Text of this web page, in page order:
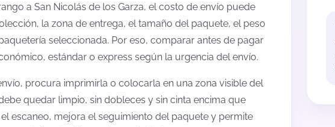
a San Nicolás de los Garza, el costo de envío puede
la zona de entrega, el tamaño del paquete, el peso
seleccionada. Por eso, comparar antes de pagar
estándar o express según la urgencia del envío.
procura imprimirla o colocarla en una zona visible del
quedar limpio, sin dobleces y sin cinta encima que
escaneo, mejora el seguimiento del paquete y permite